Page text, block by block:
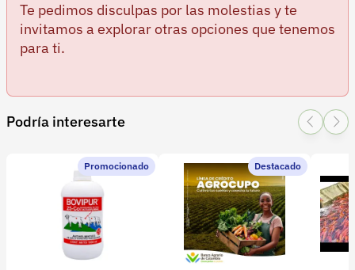
Te pedimos disculpas por las molestias y te
invitamos a explorar otras opciones que tenemos
para ti.
Podría interesarte
Promocionado Destacado
Política de devoluciones
Política de privacidad
Recuperar contraseña
Contacto
+57 323 2931928